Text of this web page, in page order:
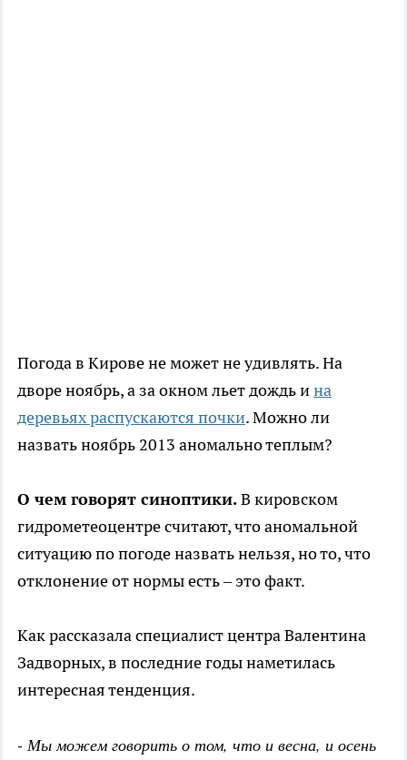
Погода в Кирове не может не удивлять. На
дворе ноябрь, а за окном льет дождь ина
деревьях распускаются почки. Можно ли
назвать ноябрь 2013 аномально теплым?
О чем говорят синоптики.В кировском
гидрометеоцентре считают, что аномальной
ситуацию по погоде назвать нельзя, но то, что
отклонение от нормы есть – это факт.
Как рассказала специалист центра Валентина
Задворных, в последние годы наметилась
интересная тенденция.
- Мы можем говорить о том, что и весна, и осень